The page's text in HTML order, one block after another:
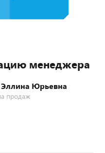
менеджера
Эллина Юрьевна
продаж